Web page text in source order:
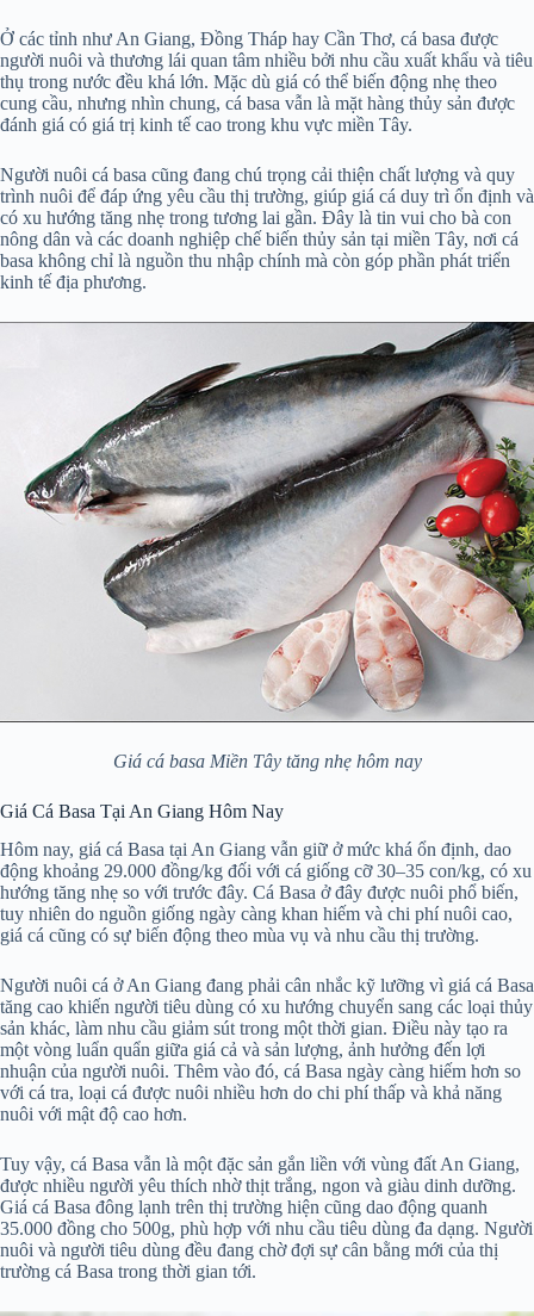
Ở các tỉnh như An Giang, Đồng Tháp hay Cần Thơ, cá basa được
người nuôi và thương lái quan tâm nhiều bởi nhu cầu xuất khẩu và tiêu
thụ trong nước đều khá lớn. Mặc dù giá có thể biến động nhẹ theo
cung cầu, nhưng nhìn chung, cá basa vẫn là mặt hàng thủy sản được
đánh giá có giá trị kinh tế cao trong khu vực miền Tây.
Người nuôi cá basa cũng đang chú trọng cải thiện chất lượng và quy
trình nuôi để đáp ứng yêu cầu thị trường, giúp giá cá duy trì ổn định và
có xu hướng tăng nhẹ trong tương lai gần. Đây là tin vui cho bà con
nông dân và các doanh nghiệp chế biến thủy sản tại miền Tây, nơi cá
basa không chỉ là nguồn thu nhập chính mà còn góp phần phát triển
kinh tế địa phương.
Giá cá basa Miền Tây tăng nhẹ hôm nay
Giá Cá Basa Tại An Giang Hôm Nay
Hôm nay, giá cá Basa tại An Giang vẫn giữ ở mức khá ổn định, dao
động khoảng 29.000 đồng/kg đối với cá giống cỡ 30–35 con/kg, có xu
hướng tăng nhẹ so với trước đây. Cá Basa ở đây được nuôi phổ biến,
tuy nhiên do nguồn giống ngày càng khan hiếm và chi phí nuôi cao,
giá cá cũng có sự biến động theo mùa vụ và nhu cầu thị trường.
Người nuôi cá ở An Giang đang phải cân nhắc kỹ lưỡng vì giá cá Basa
tăng cao khiến người tiêu dùng có xu hướng chuyển sang các loại thủy
sản khác, làm nhu cầu giảm sút trong một thời gian. Điều này tạo ra
một vòng luẩn quẩn giữa giá cả và sản lượng, ảnh hưởng đến lợi
nhuận của người nuôi. Thêm vào đó, cá Basa ngày càng hiếm hơn so
với cá tra, loại cá được nuôi nhiều hơn do chi phí thấp và khả năng
nuôi với mật độ cao hơn.
Tuy vậy, cá Basa vẫn là một đặc sản gắn liền với vùng đất An Giang,
được nhiều người yêu thích nhờ thịt trắng, ngon và giàu dinh dưỡng.
Giá cá Basa đông lạnh trên thị trường hiện cũng dao động quanh
35.000 đồng cho 500g, phù hợp với nhu cầu tiêu dùng đa dạng. Người
nuôi và người tiêu dùng đều đang chờ đợi sự cân bằng mới của thị
trường cá Basa trong thời gian tới.